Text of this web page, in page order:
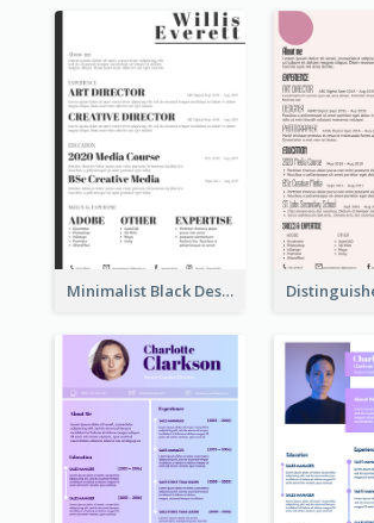
Minimalist Black Designer Resume